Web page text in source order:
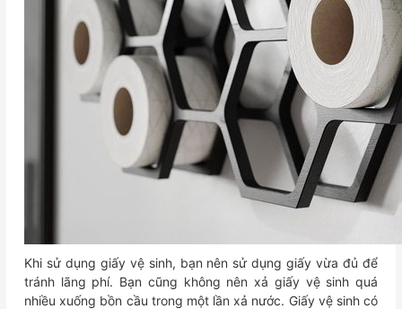
Khi sử dụng giấy vệ sinh, bạn nên sử dụng giấy vừa đủ để
tránh lãng phí. Bạn cũng không nên xả giấy vệ sinh quá
nhiều xuống bồn cầu trong một lần xả nước. Giấy vệ sinh có